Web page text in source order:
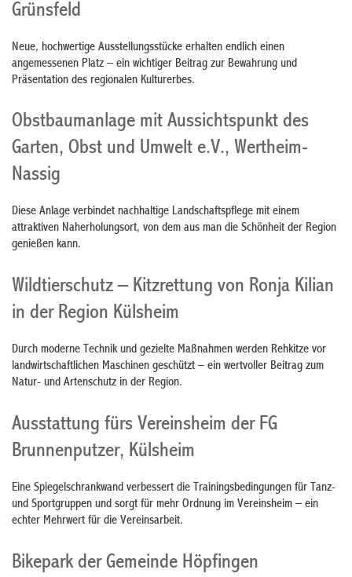
Grünsfeld
Neue, hochwertige Ausstellungsstücke erhalten endlich einen
angemessenen Platz – ein wichtiger Beitrag zur Bewahrung und
Präsentation des regionalen Kulturerbes.
Obstbaumanlage mit Aussichtspunkt des
Garten, Obst und Umwelt e.V., Wertheim-
Nassig
Diese Anlage verbindet nachhaltige Landschaftspflege mit einem
attraktiven Naherholungsort, von dem aus man die Schönheit der Region
genießen kann.
Wildtierschutz – Kitzrettung von Ronja Kilian
in der Region Külsheim
Durch moderne Technik und gezielte Maßnahmen werden Rehkitze vor
landwirtschaftlichen Maschinen geschützt – ein wertvoller Beitrag zum
Natur- und Artenschutz in der Region.
Ausstattung fürs Vereinsheim der FG
Brunnenputzer, Külsheim
Eine Spiegelschrankwand verbessert die Trainingsbedingungen für Tanz-
und Sportgruppen und sorgt für mehr Ordnung im Vereinsheim – ein
echter Mehrwert für die Vereinsarbeit.
Bikepark der Gemeinde Höpfingen